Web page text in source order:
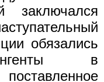
заключался
обязались
в